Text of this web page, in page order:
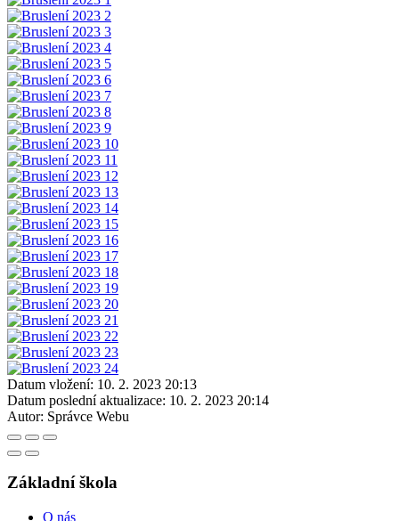
Datum vložení: 10. 2. 2023 20:13
Datum poslední aktualizace: 10. 2. 2023 20:14
Autor: Správce Webu
Základní škola
O nás